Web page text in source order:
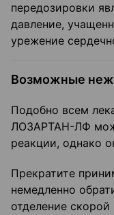
передозировки
давление,
урежение
Возможные
Подобно всем
ЛОЗАРТАН-ЛФ
реакции, однако
Прекратите
немедленно
отделение